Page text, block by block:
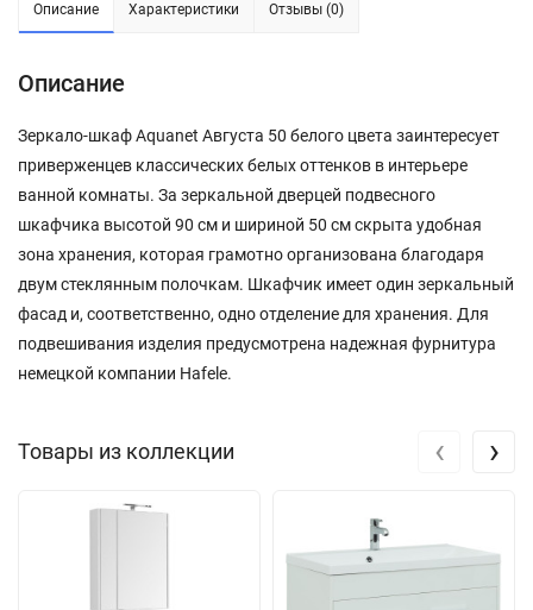
Описание Характеристики Отзывы (0)
Описание
Зеркало-шкаф Aquanet Августа 50 белого цвета заинтересует
приверженцев классических белых оттенков в интерьере
ванной комнаты. За зеркальной дверцей подвесного
шкафчика высотой 90 см и шириной 50 см скрыта удобная
зона хранения, которая грамотно организована благодаря
двум стеклянным полочкам. Шкафчик имеет один зеркальный
фасад и, соответственно, одно отделение для хранения. Для
подвешивания изделия предусмотрена надежная фурнитура
немецкой компании Hafele.
Товары из коллекции ‹ ›